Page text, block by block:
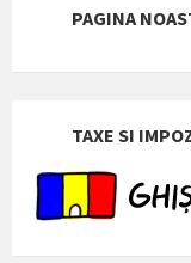
PAGINA
TAXE SI